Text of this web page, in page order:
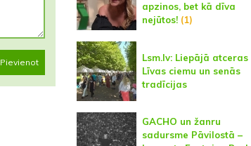
Pievienot
apzinos, bet kā dīva
nejūtos! (1)
Lsm.lv: Liepājā atceras
Līvas ciemu un senās
tradīcijas
GACHO un žanru
sadursme Pāvilostā –